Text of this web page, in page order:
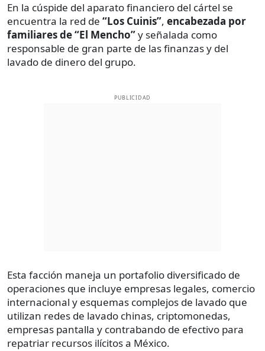
En la cúspide del aparato financiero del cártel se
encuentra la red de “Los Cuinis”, encabezada por
familiares de “El Mencho”y señalada como
responsable de gran parte de las finanzas y del
lavado de dinero del grupo.
PUBLICIDAD
Esta facción maneja un portafolio diversificado de
operaciones que incluye empresas legales, comercio
internacional y esquemas complejos de lavado que
utilizan redes de lavado chinas, criptomonedas,
empresas pantalla y contrabando de efectivo para
repatriar recursos ilícitos a México.